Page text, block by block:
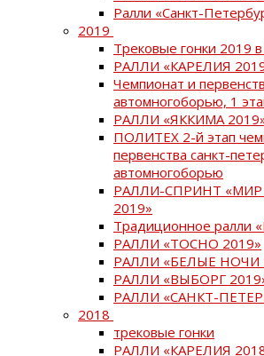
Ралли «Санкт-
2019
Трековые гонки 2019
РАЛЛИ «КАРЕЛИЯ
Чемпионат и
автомногоборью, 1
РАЛЛИ «ЯККИМА
ПОЛИТЕХ 2-й этап
первенства санкт-
автомногоборью
РАЛЛИ-СПРИНТ
2019»
Традиционное ралли
РАЛЛИ «ТОСНО 2019»
РАЛЛИ «БЕЛЫЕ НОЧИ
РАЛЛИ «ВЫБОРГ
РАЛЛИ «САНКТ-
2018
трековые гонки
РАЛЛИ «КАРЕЛИЯ